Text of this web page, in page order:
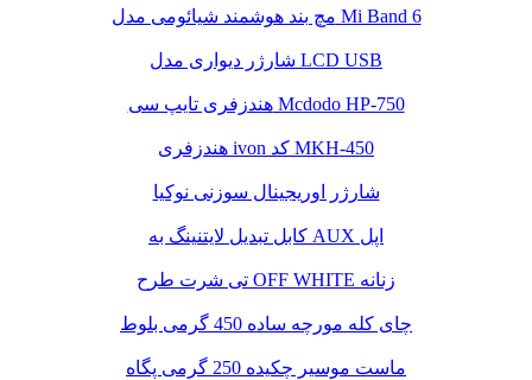
مچ بند هوشمند شیائومی مدل Mi Band 6
شارژر دیواری مدل LCD USB
هندزفری تایپ سی Mcdodo HP-750
هندزفری ivon کد MKH-450
شارژر اوریجینال سوزنی نوکیا
کابل تبدیل لایتنینگ به AUX اپل
تی شرت طرح OFF WHITE زنانه
چای کله مورچه ساده 450 گرمی بلوط
ماست موسیر چکیده 250 گرمی پگاه